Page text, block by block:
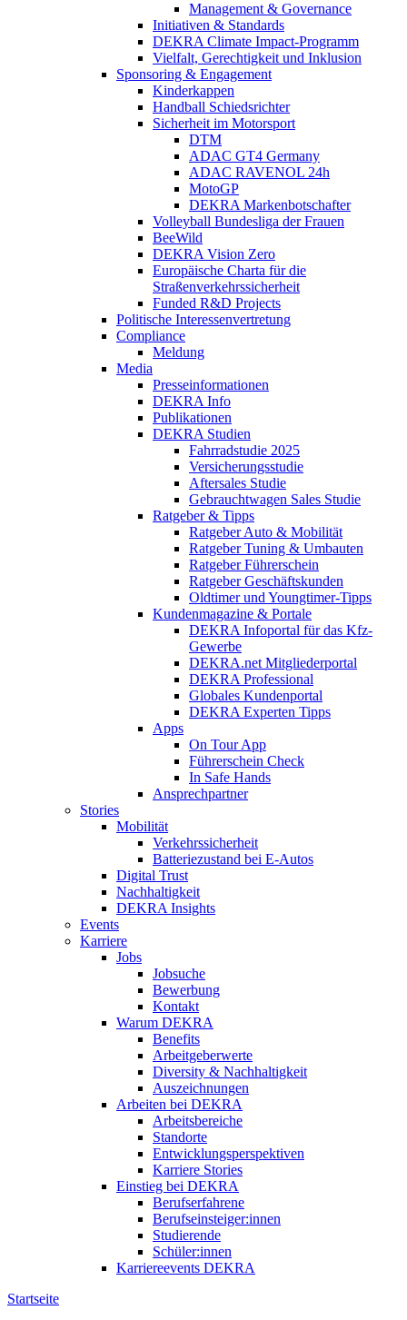
Management & Governance
Initiativen & Standards
DEKRA Climate Impact-Programm
Vielfalt, Gerechtigkeit und Inklusion​
Sponsoring & Engagement
Kinderkappen
Handball Schiedsrichter
Sicherheit im Motorsport
DTM
ADAC GT4 Germany
ADAC RAVENOL 24h
MotoGP
DEKRA Markenbotschafter
Volleyball Bundesliga der Frauen
BeeWild
DEKRA Vision Zero
Europäische Charta für die
Straßenverkehrssicherheit
Funded R&D Projects
Politische Interessenvertretung
Compliance
Meldung
Media
Presseinformationen
DEKRA Info
Publikationen
DEKRA Studien
Fahrradstudie 2025
Versicherungsstudie
Aftersales Studie
Gebrauchtwagen Sales Studie
Ratgeber & Tipps
Ratgeber Auto & Mobilität
Ratgeber Tuning & Umbauten
Ratgeber Führerschein
Ratgeber Geschäftskunden
Oldtimer und Youngtimer-Tipps
Kundenmagazine & Portale
DEKRA Infoportal für das Kfz-
Gewerbe
DEKRA.net Mitgliederportal
DEKRA Professional
Globales Kundenportal
DEKRA Experten Tipps
Apps
On Tour App
Führerschein Check
In Safe Hands
Ansprechpartner
Stories
Mobilität
Verkehrssicherheit
Batteriezustand bei E-Autos
Digital Trust
Nachhaltigkeit
DEKRA Insights
Events
Karriere
Jobs
Jobsuche
Bewerbung
Kontakt
Warum DEKRA
Benefits
Arbeitgeberwerte
Diversity & Nachhaltigkeit
Auszeichnungen
Arbeiten bei DEKRA
Arbeitsbereiche
Standorte
Entwicklungsperspektiven
Karriere Stories
Einstieg bei DEKRA
Berufserfahrene
Berufseinsteiger:innen
Studierende
Schüler:innen
Karriereevents DEKRA
Startseite